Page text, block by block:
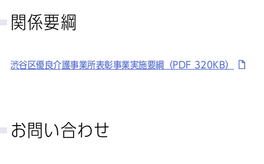
関係要綱
渋谷区優良介護事業所表彰事業実施要綱（PDF 320KB）
お問い合わせ